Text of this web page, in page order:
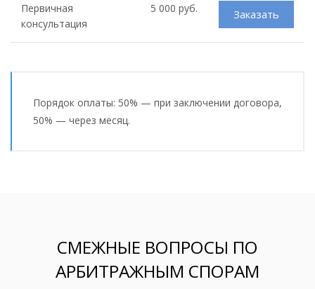
Первичная
консультация
5 000 руб. Заказать
Порядок оплаты: 50% — при заключении договора,
50% — через месяц.
СМЕЖНЫЕ ВОПРОСЫ ПО
АРБИТРАЖНЫМ СПОРАМ